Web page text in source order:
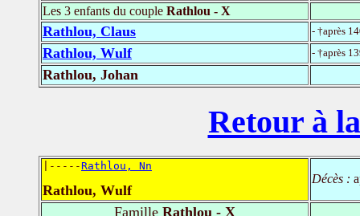
Les 3 enfants du couple Rathlou - X
Rathlou, Claus - †après
Rathlou, Wulf - †après
Rathlou, Johan
Retour à
|-----Rathlou, Nn
Rathlou, Wulf
Décès :
Famille Rathlou - X